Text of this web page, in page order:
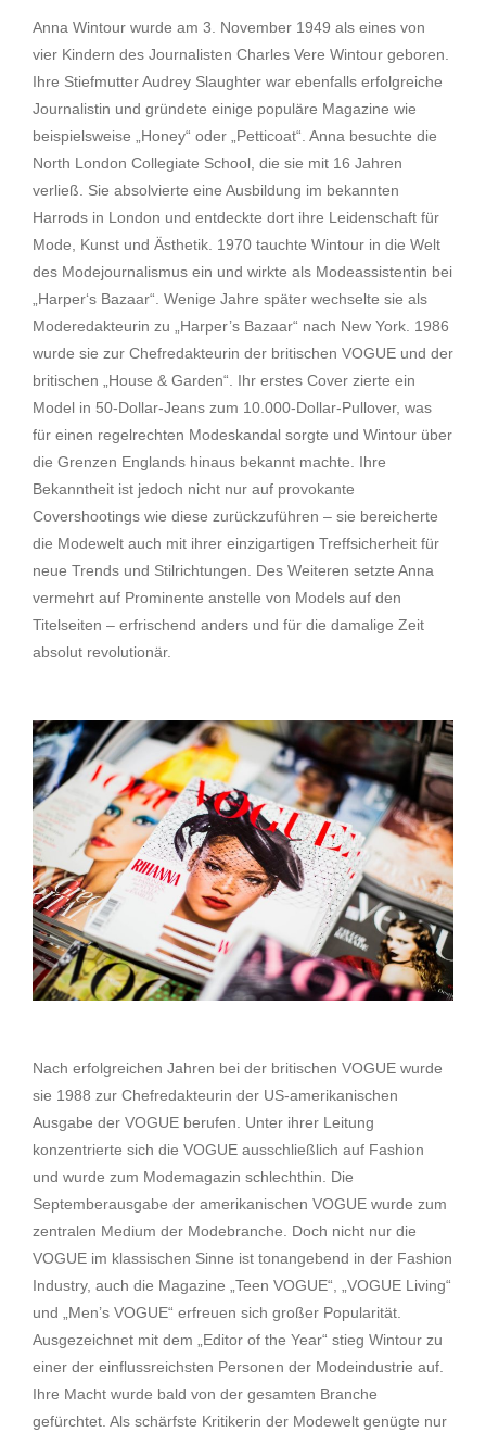
Anna Wintour wurde am 3. November 1949 als eines von
vier Kindern des Journalisten Charles Vere Wintour geboren.
Ihre Stiefmutter Audrey Slaughter war ebenfalls erfolgreiche
Journalistin und gründete einige populäre Magazine wie
beispielsweise „Honey“ oder „Petticoat“. Anna besuchte die
North London Collegiate School, die sie mit 16 Jahren
verließ. Sie absolvierte eine Ausbildung im bekannten
Harrods in London und entdeckte dort ihre Leidenschaft für
Mode, Kunst und Ästhetik. 1970 tauchte Wintour in die Welt
des Modejournalismus ein und wirkte als Modeassistentin bei
„Harper‘s Bazaar“. Wenige Jahre später wechselte sie als
Moderedakteurin zu „Harper’s Bazaar“ nach New York. 1986
wurde sie zur Chefredakteurin der britischen VOGUE und der
britischen „House & Garden“. Ihr erstes Cover zierte ein
Model in 50-Dollar-Jeans zum 10.000-Dollar-Pullover, was
für einen regelrechten Modeskandal sorgte und Wintour über
die Grenzen Englands hinaus bekannt machte. Ihre
Bekanntheit ist jedoch nicht nur auf provokante
Covershootings wie diese zurückzuführen – sie bereicherte
die Modewelt auch mit ihrer einzigartigen Treffsicherheit für
neue Trends und Stilrichtungen. Des Weiteren setzte Anna
vermehrt auf Prominente anstelle von Models auf den
Titelseiten – erfrischend anders und für die damalige Zeit
absolut revolutionär.
Nach erfolgreichen Jahren bei der britischen VOGUE wurde
sie 1988 zur Chefredakteurin der US-amerikanischen
Ausgabe der VOGUE berufen. Unter ihrer Leitung
konzentrierte sich die VOGUE ausschließlich auf Fashion
und wurde zum Modemagazin schlechthin. Die
Septemberausgabe der amerikanischen VOGUE wurde zum
zentralen Medium der Modebranche. Doch nicht nur die
VOGUE im klassischen Sinne ist tonangebend in der Fashion
Industry, auch die Magazine „Teen VOGUE“, „VOGUE Living“
und „Men’s VOGUE“ erfreuen sich großer Popularität.
Ausgezeichnet mit dem „Editor of the Year“ stieg Wintour zu
einer der einflussreichsten Personen der Modeindustrie auf.
Ihre Macht wurde bald von der gesamten Branche
gefürchtet. Als schärfste Kritikerin der Modewelt genügte nur